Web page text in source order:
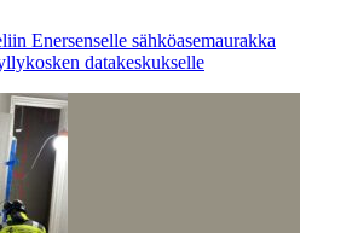
Enersenselle sähköasemaurakka
datakeskukselle